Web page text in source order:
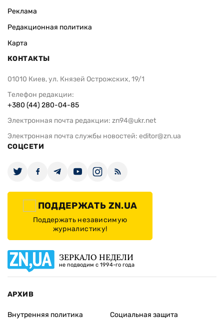
Реклама
Редакционная политика
Карта
КОНТАКТЫ
01010 Киев, ул. Князей Острожских, 19/1
Телефон редакции:
+380 (44) 280-04-85
Электронная почта редакции: zn94@ukr.net
Электронная почта службы новостей: editor@zn.ua
СОЦСЕТИ
ПОДДЕРЖАТЬ ZN.UA
Поддержать независимую
журналистику!
ЗЕРКАЛО НЕДЕЛИ
не подводим с 1994-го года
АРХИВ
Внутренняя политика
Социальная защита